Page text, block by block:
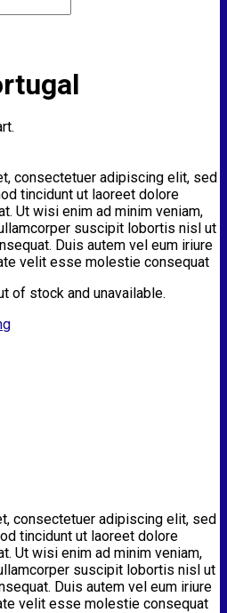
consectetuer adipiscing elit, sed
tincidunt ut laoreet dolore
Ut wisi enim ad minim veniam,
suscipit lobortis nisl ut
Duis autem vel eum iriure
velit esse molestie consequat
of stock and unavailable.
consectetuer adipiscing elit, sed
tincidunt ut laoreet dolore
Ut wisi enim ad minim veniam,
suscipit lobortis nisl ut
Duis autem vel eum iriure
velit esse molestie consequat